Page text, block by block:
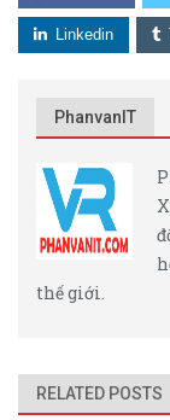
Linkedin
PhanvanIT
thế giới.
RELATED POSTS